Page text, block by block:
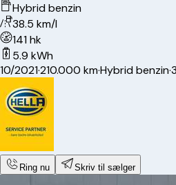
Hybrid benzin
38.5 km/l
141 hk
5.9 kWh
10/2021·210.000 km·Hybrid benzin·
Ring nu Skriv til sælger